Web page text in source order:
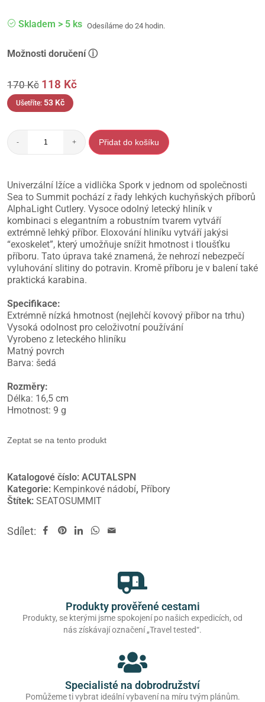
Skladem > 5 ks Odesíláme do 24 hodin.
Možnosti doručení ⓘ
170Kč 118 Kč
Ušetříte: 53 Kč
- + Přidat do košíku
Univerzální lžíce a vidlička Spork v jednom od společnosti
Sea to Summit pochází z řady lehkých kuchyňských příborů
AlphaLight Cutlery. Vysoce odolný letecký hliník v
kombinaci s elegantním a robustním tvarem vytváří
extrémně lehký příbor. Eloxování hliníku vytváří jakýsi
“exoskelet”, který umožňuje snížit hmotnost i tloušťku
příboru. Tato úprava také znamená, že nehrozí nebezpečí
vyluhování slitiny do potravin. Kromě příboru je v balení také
praktická karabina.
Specifikace:
Extrémně nízká hmotnost (nejlehčí kovový příbor na trhu)
Vysoká odolnost pro celoživotní používání
Vyrobeno z leteckého hliníku
Matný povrch
Barva: šedá
Rozměry:
Délka: 16,5 cm
Hmotnost: 9 g
Zeptat se na tento produkt
Katalogové číslo: ACUTALSPN
Kategorie: Kempinkové nádobí, Příbory
Štítek: SEATOSUMMIT
Sdílet:
Produkty prověřené cestami
Produkty, se kterými jsme spokojení po našich expedicích, od
nás získávají označení „Travel tested“.
Specialisté na dobrodružství
Pomůžeme ti vybrat ideální vybavení na míru tvým plánům.